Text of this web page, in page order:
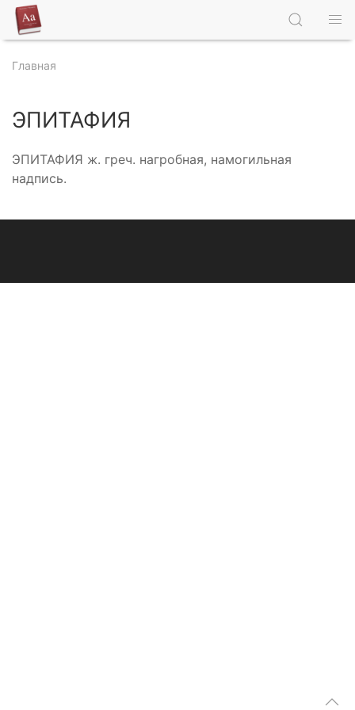
Главная
ЭПИТАФИЯ
ЭПИТАФИЯ ж. греч. нагробная, намогильная
надпись.